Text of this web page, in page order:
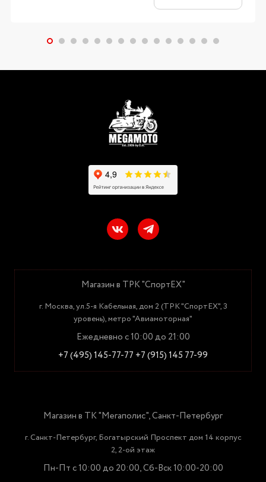
Магазин в ТРК "СпортЕХ"
г. Москва, ул.5-я Кабельная, дом 2 (ТРК "СпортЕХ", 3
уровень), метро "Авиамоторная"
Ежедневно с 10:00 до 21:00
+7 (495) 145-77-77 +7 (915) 145 77-99
Магазин в ТК "Мегаполис", Санкт-Петербург
г. Санкт-Петербург, Богатырский Проспект дом 14 корпус
2, 2-ой этаж
Пн-Пт с 10:00 до 20:00, Сб-Вск 10:00-20:00